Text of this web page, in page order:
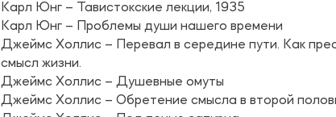
Карл Юнг – Тавистокские лекции, 1935
Карл Юнг – Проблемы души нашего времени
Джеймс Холлис – Перевал в середине пути. Как
смысл жизни.
Джеймс Холлис – Душевные омуты
Джеймс Холлис – Обретение смысла в второй